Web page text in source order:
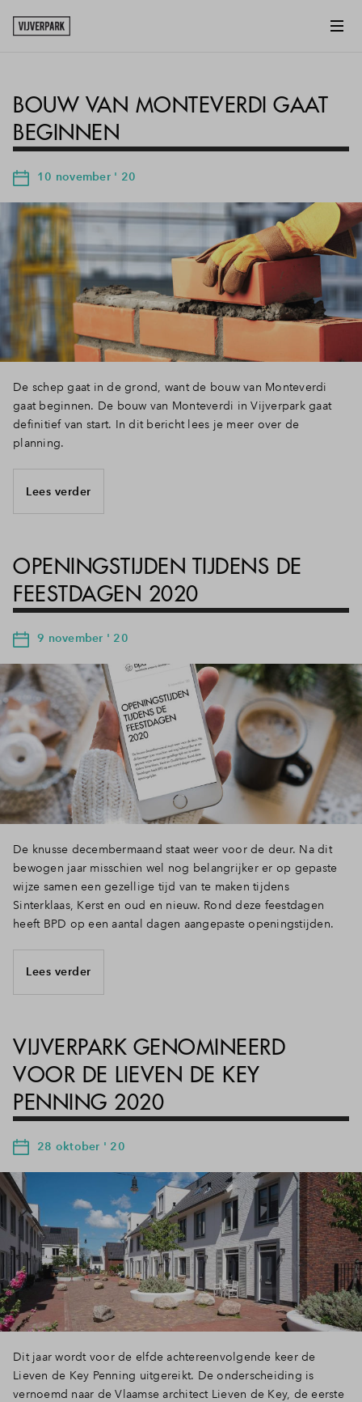
Inloggen
BOUW VAN MONTEVERDI GAAT
BEGINNEN
10 november ' 20
De schep gaat in de grond, want de bouw van Monteverdi
gaat beginnen. De bouw van Monteverdi in Vijverpark gaat
definitief van start. In dit bericht lees je meer over de
planning.
Lees verder
OPENINGSTIJDEN TIJDENS DE
FEESTDAGEN 2020
9 november ' 20
De knusse decembermaand staat weer voor de deur. Na dit
bewogen jaar misschien wel nog belangrijker er op gepaste
wijze samen een gezellige tijd van te maken tijdens
Sinterklaas, Kerst en oud en nieuw. Rond deze feestdagen
heeft BPD op een aantal dagen aangepaste openingstijden.
Lees verder
VIJVERPARK GENOMINEERD
VOOR DE LIEVEN DE KEY
PENNING 2020
28 oktober ' 20
Dit jaar wordt voor de elfde achtereenvolgende keer de
Lieven de Key Penning uitgereikt. De onderscheiding is
vernoemd naar de Vlaamse architect Lieven de Key, de eerste